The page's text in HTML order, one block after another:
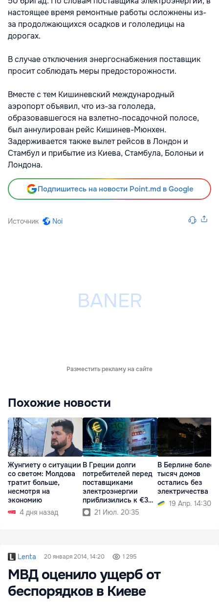
настоящее время ремонтные работы осложнены из-
за продолжающихся осадков и гололедицы на
дорогах.
В случае отключения энергоснабжения поставщик
просит соблюдать меры предосторожности.
Вместе с тем Кишиневский международный
аэропорт объявил, что из-за гололеда,
образовавшегося на взлетно-посадочной полосе,
был аннулирован рейс Кишинев-Мюнхен.
Задерживается также вылет рейсов в Лондон и
Стамбул и прибытие из Киева, Стамбула, Болоньи и
Лондона.
Подпишитесь на новости Point.md в Google
Источник Noi
Разместить рекламу на сайте
Похожие новости
Жунгиету о ситуации
со светом: Молдова
тратит больше,
несмотря на
экономию
4 дня назад
В Греции долги
потребителей перед
поставщиками
электроэнергии
приблизились к €3
млрд21 Июл. 20:35
В Берлине более
тысяч домов
остались без
электричества
19 Апр. 14:30
Lenta 20 января 2014, 14:20 1 295
МВД оценило ущерб от
беспорядков в Киеве